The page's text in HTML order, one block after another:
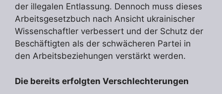
der illegalen Entlassung. Dennoch muss dieses
Arbeitsgesetzbuch nach Ansicht ukrainischer
Wissenschaftler verbessert und der Schutz der
Beschäftigten als der schwächeren Partei in
den Arbeitsbeziehungen verstärkt werden.
Die bereits erfolgten Verschlechterungen